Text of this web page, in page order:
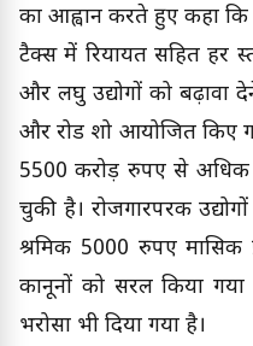
का आह्वान करते हुए कहा
टैक्स में रियायत सहित हर
और लघु उद्योगों को बढ़ावा
और रोड शो आयोजित किए
5500 करोड़ रुपए से अधिक
चुकी है। रोजगारपरक
श्रमिक 5000 रुपए मासिक
कानूनों को सरल किया
भरोसा भी दिया गया है।